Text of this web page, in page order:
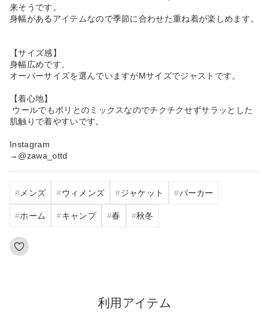
来そうです。
身幅があるアイテムなので季節に合わせた重ね着が楽しめます。
【サイズ感】
身幅広めです。
オーバーサイズを選んでいますがMサイズでジャストです。
【着心地】
ウールでもポリとのミックスなのでチクチクせずサラッとした
肌触りで着やすいです。
Instagram
→@zawa_ottd
メンズ ウィメンズ ジャケット パーカー
ホーム キャンプ 春 秋冬
利用アイテム